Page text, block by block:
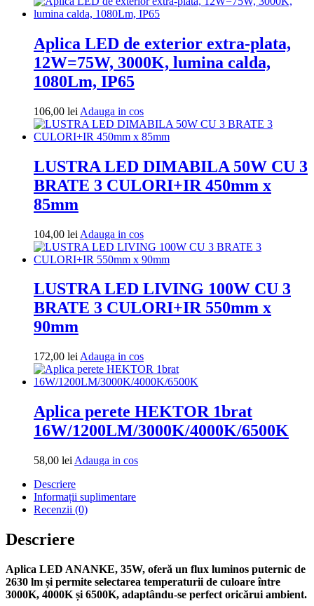
cos
Aplica LED de exterior extra-plata,
12W=75W, 3000K, lumina calda,
1080Lm, IP65
106,00 lei Adauga in cosAdauga
in
cos
LUSTRA LED DIMABILA 50W CU 3
BRATE 3 CULORI+IR 450mm x
85mm
104,00 lei Adauga in cosAdauga
in
cos
LUSTRA LED LIVING 100W CU 3
BRATE 3 CULORI+IR 550mm x
90mm
172,00 lei Adauga in cosAdauga
in
cos
Aplica perete HEKTOR 1brat
16W/1200LM/3000K/4000K/6500K
58,00 lei Adauga in cosAdauga
Descriere
Informații suplimentare
Recenzii (0)
Descriere
Aplica LED ANANKE, 35W, oferă un flux luminos puternic de
2630 lm și permite selectarea temperaturii de culoare între
3000K, 4000K și 6500K, adaptându-se perfect oricărui ambient.